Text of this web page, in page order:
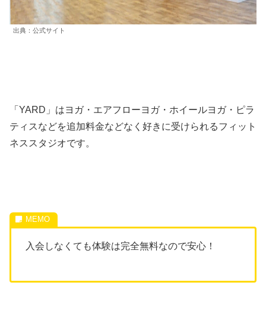
出典：公式サイト
「YARD」はヨガ・エアフローヨガ・ホイールヨガ・ピラ
ティスなどを追加料金などなく好きに受けられるフィット
ネススタジオです。
入会しなくても体験は完全無料なので安心！